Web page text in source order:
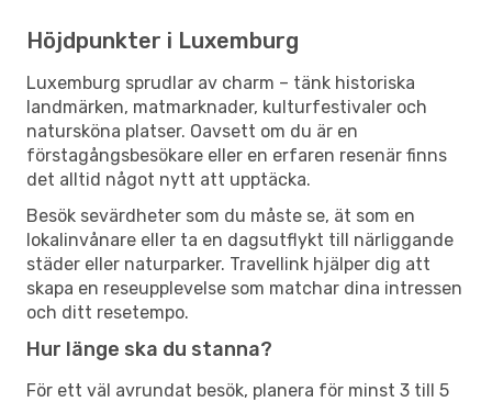
Höjdpunkter i Luxemburg
Luxemburg sprudlar av charm – tänk historiska
landmärken, matmarknader, kulturfestivaler och
natursköna platser. Oavsett om du är en
förstagångsbesökare eller en erfaren resenär finns
det alltid något nytt att upptäcka.
Besök sevärdheter som du måste se, ät som en
lokalinvånare eller ta en dagsutflykt till närliggande
städer eller naturparker. Travellink hjälper dig att
skapa en reseupplevelse som matchar dina intressen
och ditt resetempo.
Hur länge ska du stanna?
För ett väl avrundat besök, planera för minst 3 till 5